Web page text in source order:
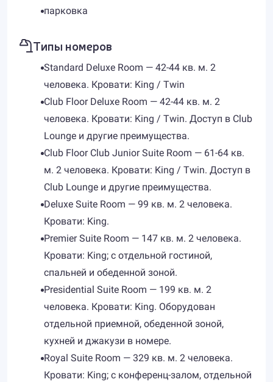
парковка
Типы номеров
Standard Deluxe Room — 42-44 кв. м. 2
человека. Кровати: King / Twin
Club Floor Deluxe Room — 42-44 кв. м. 2
человека. Кровати: King / Twin. Доступ в Club
Lounge и другие преимущества.
Club Floor Club Junior Suite Room — 61-64 кв.
м. 2 человека. Кровати: King / Twin. Доступ в
Club Lounge и другие преимущества.
Deluxe Suite Room — 99 кв. м. 2 человека.
Кровати: King.
Premier Suite Room — 147 кв. м. 2 человека.
Кровати: King; с отдельной гостиной,
спальней и обеденной зоной.
Presidential Suite Room — 199 кв. м. 2
человека. Кровати: King. Оборудован
отдельной приемной, обеденной зоной,
кухней и джакузи в номере.
Royal Suite Room — 329 кв. м. 2 человека.
Кровати: King; с конференц-залом, отдельной